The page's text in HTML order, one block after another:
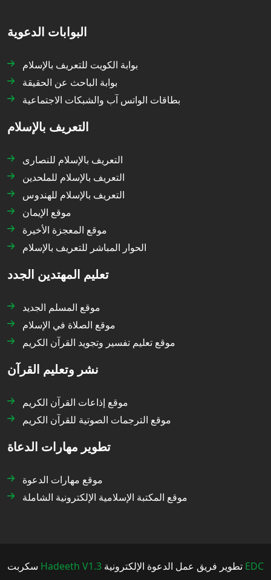
البوابات الدعوية
بوابة الكويت للتعريف بالإسلام
بوابة الباحث عن الحقيقة
بطاقات الواتس آب والشبكات الاجتماعية
التعريف بالإسلام
التعريف بالإسلام للنصارى
التعريف بالإسلام للملحدين
التعريف بالإسلام للهندوس
موقع الإيمان
موقع المعجزة الأخيرة
الحوار المباشر للتعريف بالإسلام
تعليم المهتدين الجدد
موقع المسلم الجديد
موقع الصلاة في الإسلام
موقع تعليم تفسير وتجويد القرآن الكريم
نشر وتعليم القرآن
موقع إذاعات القرآن الكريم
موقع الترجمات الصوتية للقرآن الكريم
تطوير مهارات الدعاة
موقع مهارات الدعوة
موقع المكتبة الإسلامية الإلكترونية الشاملة
Hadeeth V1.3 EDC